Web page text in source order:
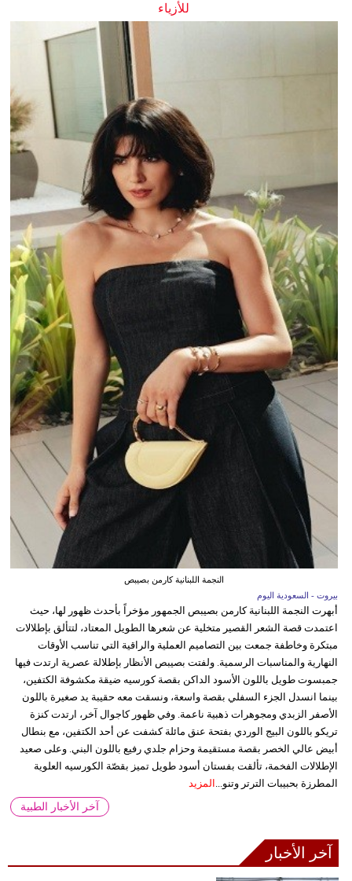
للأزياء
النجمة اللبنانية كارمن بصيبص
بيروت - السعودية اليوم
أبهرت النجمة اللبنانية كارمن بصيبص الجمهور مؤخراً بأحدث ظهور لها، حيث
اعتمدت قصة الشعر القصير متخلية عن شعرها الطويل المعتاد، لتتألق بإطلالات
مبتكرة وخاطفة جمعت بين التصاميم العملية والراقية التي تناسب الأوقات
النهارية والمناسبات الرسمية. ولفتت بصيبص الأنظار بإطلالة عصرية ارتدت فيها
جمبسوت طويل باللون الأسود الداكن بقصة كورسيه ضيقة مكشوفة الكتفين،
بينما انسدل الجزء السفلي بقصة واسعة، ونسقت معه حقيبة يد صغيرة باللون
الأصفر الزبدي ومجوهرات ذهبية ناعمة. وفي ظهور كاجوال آخر، ارتدت كنزة
تريكو باللون البيج الوردي بفتحة عنق مائلة كشفت عن أحد الكتفين، مع بنطال
أبيض عالي الخصر بقصة مستقيمة وحزام جلدي رفيع باللون البني. وعلى صعيد
الإطلالات الفخمة، تألقت بفستان أسود طويل تميز بقصّة الكورسيه العلوية
المطرزة بحبيبات الترتر وتنو...
المزيد
آخر الأخبار الطبية
آخر الأخبار